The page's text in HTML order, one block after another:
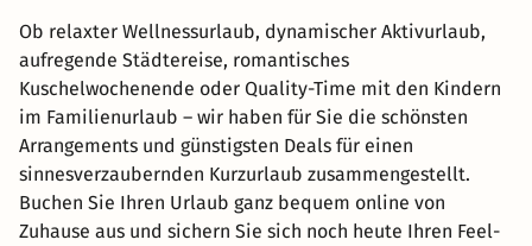
Ob relaxter Wellnessurlaub, dynamischer Aktivurlaub,
aufregende Städtereise, romantisches
Kuschelwochenende oder Quality-Time mit den Kindern
im Familienurlaub – wir haben für Sie die schönsten
Arrangements und günstigsten Deals für einen
sinnesverzaubernden Kurzurlaub zusammengestellt.
Buchen Sie Ihren Urlaub ganz bequem online von
Zuhause aus und sichern Sie sich noch heute Ihren Feel-